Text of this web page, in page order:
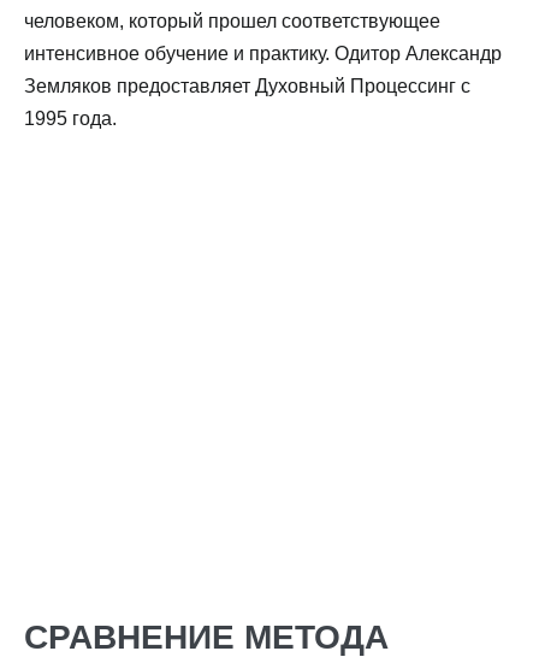
человеком, который прошел соответствующее
интенсивное обучение и практику. Одитор Александр
Земляков предоставляет Духовный Процессинг с
1995 года.
СРАВНЕНИЕ МЕТОДА